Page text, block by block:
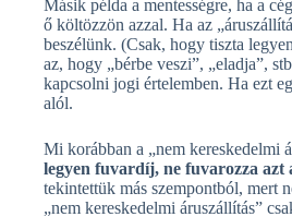
Másik példa a mentességre, ha a
ő költözzön azzal. Ha az
beszélünk. (Csak, hogy tiszta
az, hogy „bérbe veszi”, „eladja”,
kapcsolni jogi értelemben. Ha ezt
alól.
Mi korábban a „nem kereskedelmi
legyen fuvardíj, ne fuvarozza azt
tekintettük más szempontból, mert
„nem kereskedelmi áruszállítás”